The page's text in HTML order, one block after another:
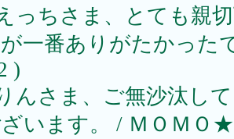
っちさま、とても親
一番ありがたかった
)
んさま、ご無沙汰し
います。 / ＭＯＭＯ★